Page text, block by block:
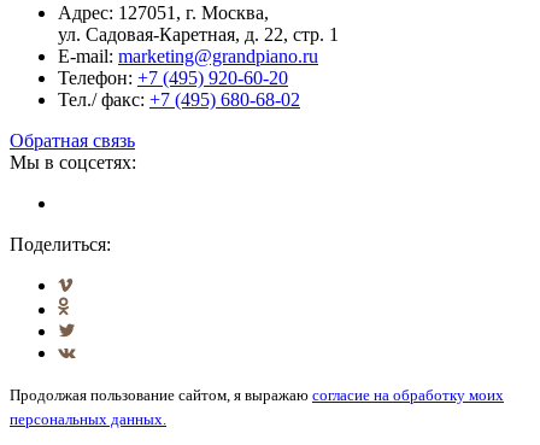
Адрес: 127051, г. Москва,
ул. Садовая-Каретная, д. 22, стр. 1
E-mail: marketing@grandpiano.ru
Телефон: +7 (495) 920-60-20
Тел./ факс: +7 (495) 680-68-02
Обратная связь
Мы в соцсетях:
Поделиться:
Продолжая пользование сайтом, я выражаю согласие на обработку моих
персональных данных.